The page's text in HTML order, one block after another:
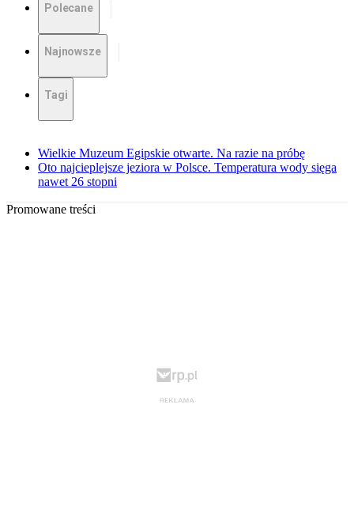
Polecane
Najnowsze
Tagi
Wielkie Muzeum Egipskie otwarte. Na razie na próbę
Oto najcieplejsze jeziora w Polsce. Temperatura wody sięga
nawet 26 stopni
Promowane treści